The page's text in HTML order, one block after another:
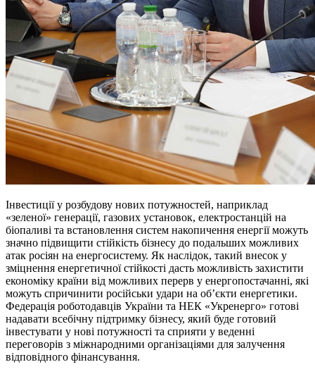
Інвестиції у розбудову нових потужностей, наприклад
«зеленої» генерації, газових установок, електростанцій на
біопаливі та встановлення систем накопичення енергії можуть
значно підвищити стійкість бізнесу до подальших можливих
атак росіян на енергосистему. Як наслідок, такий внесок у
зміцнення енергетичної стійкості дасть можливість захистити
економіку країни від можливих перерв у енергопостачанні, які
можуть спричинити російськи удари на об’єкти енергетики.
Федерація роботодавців України та НЕК «Укренерго» готові
надавати всебічну підтримку бізнесу, який буде готовий
інвестувати у нові потужності та сприяти у веденні
переговорів з міжнародними організаціями для залучення
відповідного фінансування.